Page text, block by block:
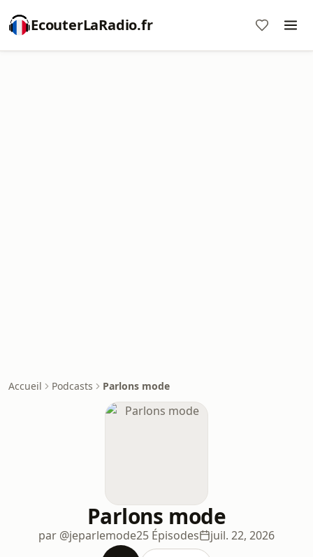
EcouterLaRadio.fr
Accueil Podcasts Parlons mode
Parlons mode
par @jeparlemode25 Épisodes juil. 22, 2026